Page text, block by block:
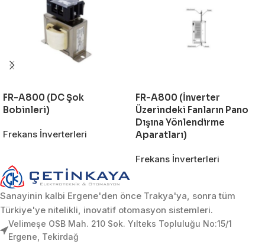
FR-A800 (DC Şok
Bobinleri)
Frekans İnverterleri
FR-A800 (İnverter
Üzerindeki Fanların Pano
Dışına Yönlendirme
Aparatları)
Frekans İnverterleri
Sanayinin kalbi Ergene'den önce Trakya'ya, sonra tüm
Türkiye'ye nitelikli, inovatif otomasyon sistemleri.
Velimeşe OSB Mah. 210 Sok. Yılteks Topluluğu No:15/1
Ergene, Tekirdağ